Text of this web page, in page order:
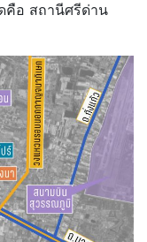
คือ สถานีศรีด่าน